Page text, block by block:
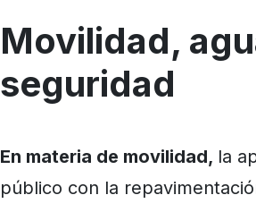
Movilidad,
seguridad
En materia de movilidad, la
público con la